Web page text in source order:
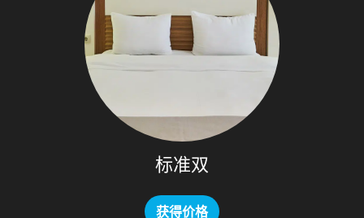
标准双
获得价格